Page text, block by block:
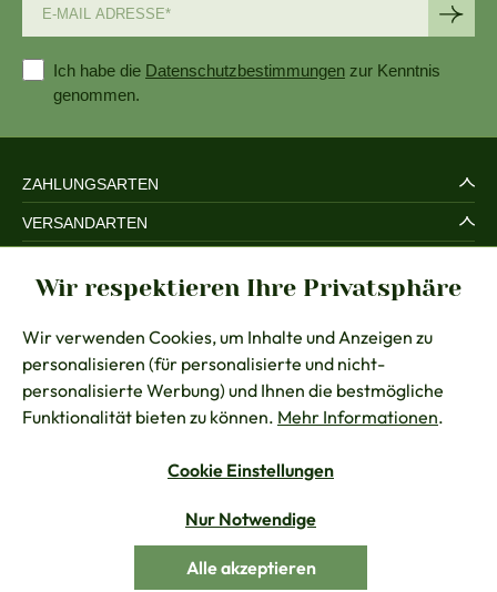
Ich habe die Datenschutzbestimmungen zur Kenntnis
genommen.
ZAHLUNGSARTEN
VERSANDARTEN
RECHTLICHES
BERATUNG
KONTAKT
Vertrag widerrufen
Alle Preise inkl. gesetzl. Mehrwertsteuer zzgl.
Wir respektieren Ihre Privatsphäre
Wir verwenden Cookies, um Inhalte und Anzeigen zu
personalisieren (für personalisierte und nicht-
personalisierte Werbung) und Ihnen die bestmögliche
Funktionalität bieten zu können. Mehr Informationen.
Cookie Einstellungen
Nur Notwendige
Alle akzeptieren